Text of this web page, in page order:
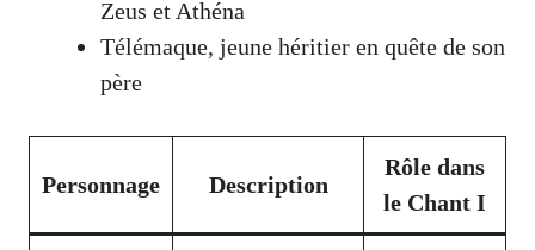
Zeus et Athéna
Télémaque, jeune héritier en quête de son
père
Personnage Description
Rôle dans
le Chant I